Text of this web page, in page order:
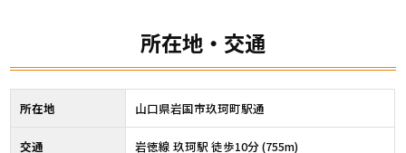
所在地・交通
所在地 山口県岩国市玖珂町駅通
交通 岩徳線 玖珂駅 徒歩10分 (755m)